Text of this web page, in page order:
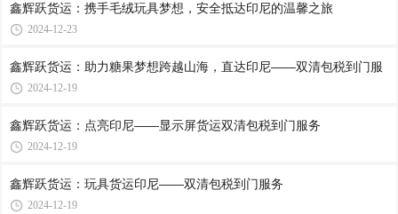
鑫辉跃货运：携手毛绒玩具梦想，安全抵达印尼的温馨之旅
2024-12-23
鑫辉跃货运：助力糖果梦想跨越山海，直达印尼——双清包税到门服
2024-12-19
鑫辉跃货运：点亮印尼——显示屏货运双清包税到门服务
2024-12-19
鑫辉跃货运：玩具货运印尼——双清包税到门服务
2024-12-19